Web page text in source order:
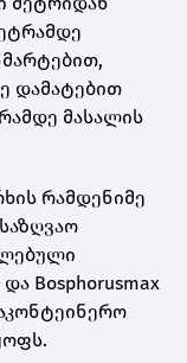
დამატებით
მასალის
რამდენიმე
Bosphorusmax